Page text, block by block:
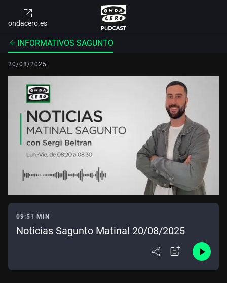
ondacero.es
INFORMATIVOS SAGUNTO
20/08/2025
09:51 MIN
Noticias Sagunto Matinal 20/08/2025